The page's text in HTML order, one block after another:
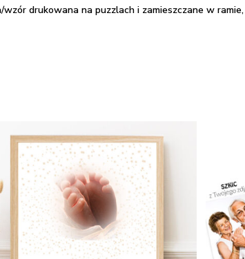
wzór drukowana na puzzlach i zamieszczane w ramie,